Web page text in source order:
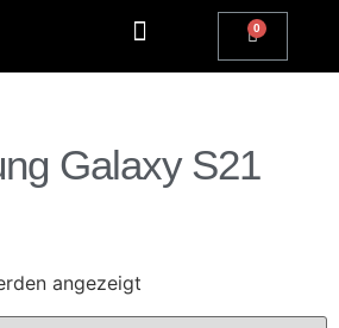
Galaxy S21
angezeigt